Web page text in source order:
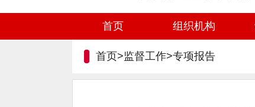
首页 组织机构
首页>监督工作>专项报告